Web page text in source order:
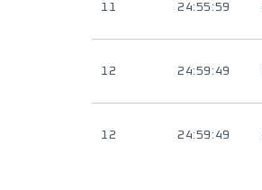
11 24:55:59
12 24:59:49
12 24:59:49